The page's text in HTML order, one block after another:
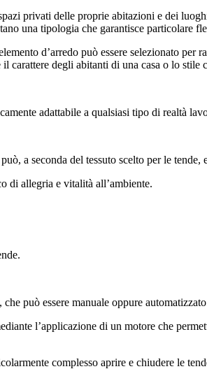
privati delle proprie abitazioni e dei
una tipologia che garantisce particolare
d’arredo può essere selezionato per
carattere degli abitanti di una casa o lo
adattabile a qualsiasi tipo di realtà
a seconda del tessuto scelto per le
di allegria e vitalità all’ambiente.
può essere manuale oppure
l’applicazione di un motore che
complesso aprire e chiudere le